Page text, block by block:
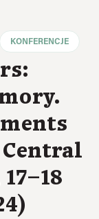
KONFERENCJE